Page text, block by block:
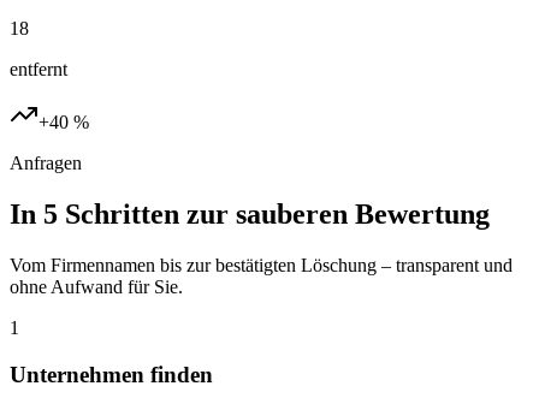
18
entfernt
+40 %
Anfragen
In 5 Schritten zur sauberen Bewertung
Vom Firmennamen bis zur bestätigten Löschung – transparent und
ohne Aufwand für Sie.
1
Unternehmen finden